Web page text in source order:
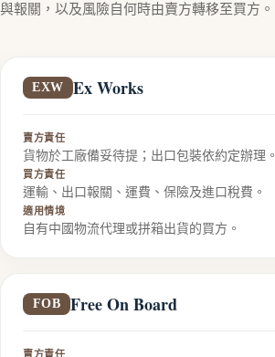
與報關，以及風險自何時由賣方轉移至買方。
EXW Ex Works
賣方責任
貨物於工廠備妥待提；出口包裝依約定辦理。
買方責任
運輸、出口報關、運費、保險及進口稅費。
適用情境
自有中國物流代理或拼箱出貨的買方。
FOB Free On Board
賣方責任